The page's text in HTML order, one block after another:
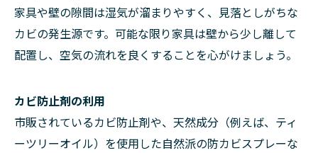
家具や壁の隙間は湿気が溜まりやすく、見落としがちな
カビの発生源です。可能な限り家具は壁から少し離して
配置し、空気の流れを良くすることを心がけましょう。
カビ防止剤の利用
市販されているカビ防止剤や、天然成分（例えば、ティ
ーツリーオイル）を使用した自然派の防カビスプレーな